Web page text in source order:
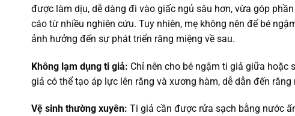
được làm dịu, dễ dàng đi vào giấc ngủ sâu hơn, vừa góp
cáo từ nhiều nghiên cứu. Tuy nhiên, mẹ không nên để bé
ảnh hưởng đến sự phát triển răng miệng về sau.
Không lạm dụng ti giả: Chỉ nên cho bé ngậm ti giả giữa hoặc
giả có thể tạo áp lực lên răng và xương hàm, dễ dẫn đến răng
Vệ sinh thường xuyên: Ti giả cần được rửa sạch bằng nước